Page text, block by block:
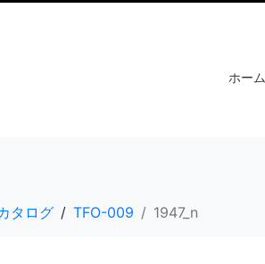
ホーム
タログ TFO-009 1947_n